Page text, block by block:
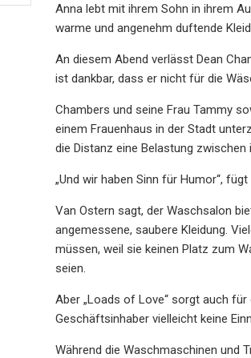
Anna lebt mit ihrem Sohn in ihrem
warme und angenehm duftende
An diesem Abend verlässt Dean
ist dankbar, dass er nicht für die
Chambers und seine Frau Tammy
einem Frauenhaus in der Stadt
die Distanz eine Belastung zwischen
„Und wir haben Sinn für Humor“, fügt
Van Ostern sagt, der Waschsalon
angemessene, saubere Kleidung.
müssen, weil sie keinen Platz zum
seien.
Aber „Loads of Love“ sorgt auch
Geschäftsinhaber vielleicht keine
Während die Waschmaschinen und